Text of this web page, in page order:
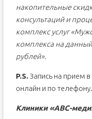
накопительные
консультаций и
комплекс услуг
комплекса на
рублей».
P.S.Запись на прием
онлайн и по телефону.
Клиники «АВС-